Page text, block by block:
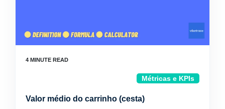
Métricas e KPIs
Valor médio do carrinho (cesta)